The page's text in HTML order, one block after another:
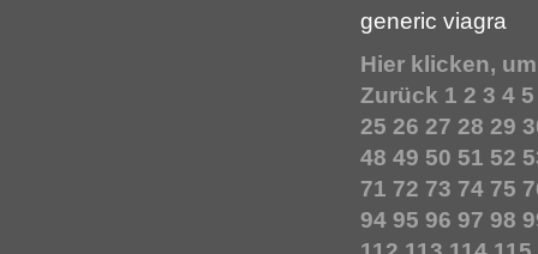
generic viagra
Hier klicken,
Zurück 1 2 3 4 5
25 26 27 28 29
48 49 50 51 52
71 72 73 74 75
94 95 96 97 98